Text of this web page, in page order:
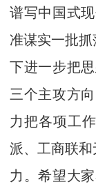
谱写中国式
准谋实一批
下进一步把
三个主攻方
力把各项工
派、工商联
力。希望大